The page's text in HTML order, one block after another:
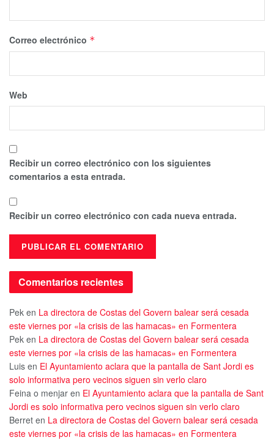
Correo electrónico *
Web
Recibir un correo electrónico con los siguientes
comentarios a esta entrada.
Recibir un correo electrónico con cada nueva entrada.
Comentarios recientes
Pek en La directora de Costas del Govern balear será cesada
este viernes por «la crisis de las hamacas» en Formentera
Pek en La directora de Costas del Govern balear será cesada
este viernes por «la crisis de las hamacas» en Formentera
Luis en El Ayuntamiento aclara que la pantalla de Sant Jordi es
solo informativa pero vecinos siguen sin verlo claro
Feina o menjar en El Ayuntamiento aclara que la pantalla de Sant
Jordi es solo informativa pero vecinos siguen sin verlo claro
Berret en La directora de Costas del Govern balear será cesada
este viernes por «la crisis de las hamacas» en Formentera